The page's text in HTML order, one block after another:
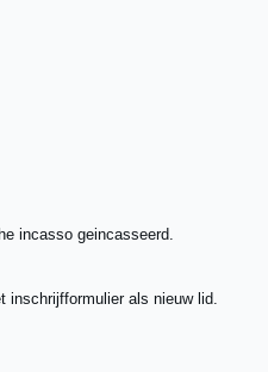
incasso geincasseerd.
inschrijfformulier als nieuw lid.